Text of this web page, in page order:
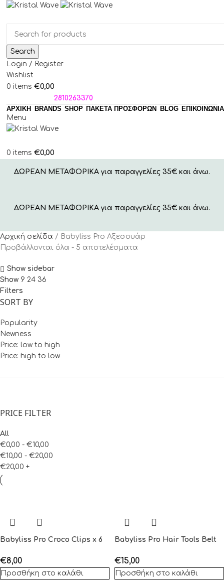
Search
Login / Register
Wishlist
0 items €0,00
2810263370
ΑΡΧΙΚΗ
BRANDS SHOP ΠΑΚΈΤΑ ΠΡΟΣΦΟΡΏΝ BLOG ΕΠΙΚΟΙΝΩΝΙΑ
Menu
0 items €0,00
ΔΩΡΕΑΝ ΜΕΤΑΦΟΡΙΚΑ για παραγγελίες 35€ και άνω.
ΔΩΡΕΑΝ ΜΕΤΑΦΟΡΙΚΑ για παραγγελίες 35€ και άνω.
Αρχική σελίδα
Babyliss Pro Αξεσουάρ
Προβάλλονται όλα - 5 αποτελέσματα
Show sidebar
Show 9 24 36
Filters
SORT BY
Popularity
Newness
Price: low to high
Price: high to low
PRICE FILTER
All
€0,00 - €10,00
€10,00 - €20,00
€20,00 +
Babyliss Pro Croco Clips x 6
€8,00
Προσθήκη στο καλάθι
Babyliss Pro Hair Tools Belt
€15,00
Προσθήκη στο καλάθι